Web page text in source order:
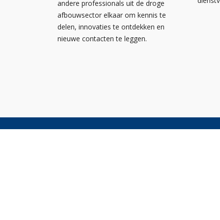
andere professionals uit de droge
afbouwsector elkaar om kennis te
delen, innovaties te ontdekken en
nieuwe contacten te leggen.